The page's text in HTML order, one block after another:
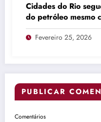
Cidades do Rio
do petróleo mesmo
produção
Fevereiro 25, 2026
PUBLICAR
Comentários